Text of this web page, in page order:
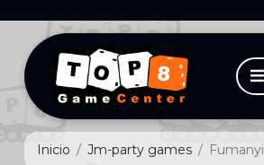
Inicio Jm-party games Fumanyi